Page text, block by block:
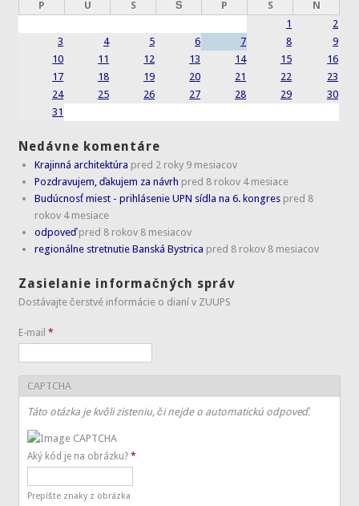
P U S Š P S
N
1
2
3
4 5 6 7 8
9
10
11 12 13 14 15
16
17
18 19 20 21 22
23
24
25 26 27 28 29
30
31
Nedávne komentáre
Krajinná architektúra pred 2 roky 9 mesiacov
Pozdravujem, ďakujem za návrh pred 8 rokov 4 mesiace
Budúcnosť miest - prihlásenie UPN sídla na 6. kongres pred 8
rokov 4 mesiace
odpoveď pred 8 rokov 8 mesiacov
regionálne stretnutie Banská Bystrica pred 8 rokov 8 mesiacov
Zasielanie informačných správ
Dostávajte čerstvé informácie o dianí v ZUUPS
E-mail*
CAPTCHA
Táto otázka je kvôli zisteniu, či nejde o automatickú odpoveď.
Aký kód je na obrázku?*
Prepíšte znaky z obrázka